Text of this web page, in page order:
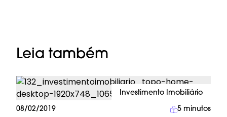
Leia também
Investimento Imobiliário
08/02/2019 5 minutos